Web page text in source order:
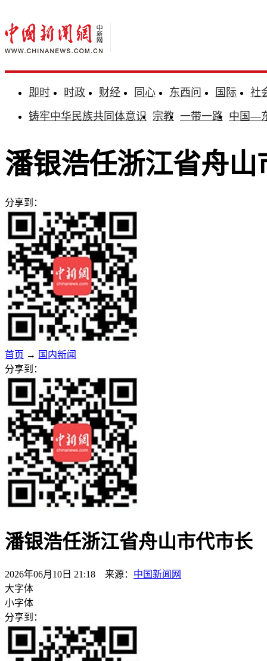
即时 时政 财经 同心 东西问 国际
社
铸牢中华民族共同体意识 宗教 一带一路 中国—
潘银浩任浙江省舟山
分享到：
首页 → 国内新闻
分享到：
潘银浩任浙江省舟山市代市长
2026年06月10日 21:18 来源： 中国新闻网
大字体
小字体
分享到：